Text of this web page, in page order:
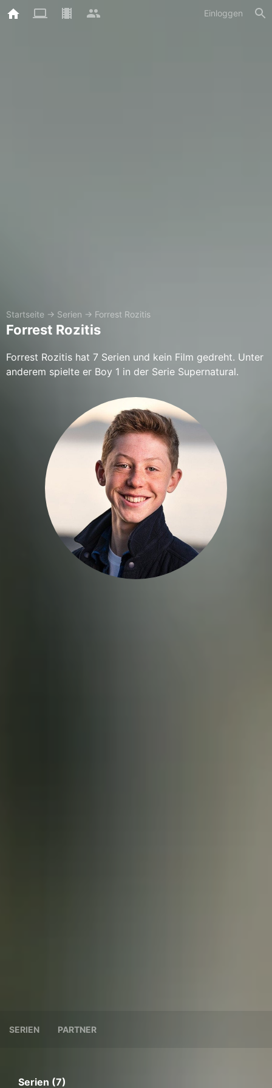
Einloggen
Startseite → Serien → Forrest Rozitis
Forrest Rozitis
Forrest Rozitis hat 7 Serien und kein Film gedreht. Unter
anderem spielte er Boy 1 in der Serie Supernatural.
SERIEN PARTNER
Serien (7)